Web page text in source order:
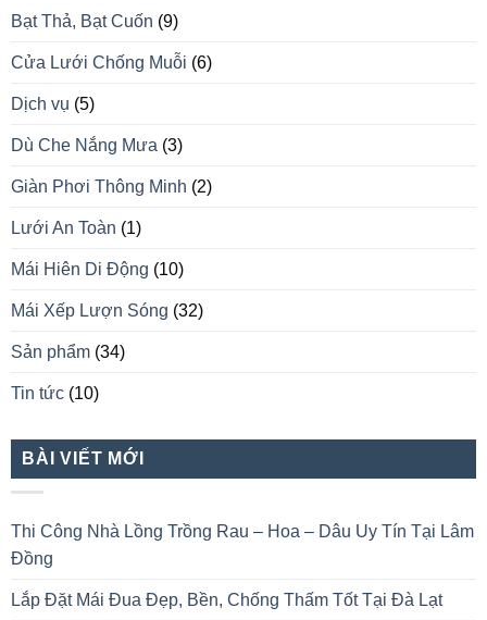
Bạt Thả, Bạt Cuốn (9)
Cửa Lưới Chống Muỗi (6)
Dịch vụ (5)
Dù Che Nắng Mưa (3)
Giàn Phơi Thông Minh (2)
Lưới An Toàn (1)
Mái Hiên Di Động (10)
Mái Xếp Lượn Sóng (32)
Sản phẩm (34)
Tin tức (10)
BÀI VIẾT MỚI
Thi Công Nhà Lồng Trồng Rau – Hoa – Dâu Uy Tín Tại Lâm
Đồng
Lắp Đặt Mái Đua Đẹp, Bền, Chống Thấm Tốt Tại Đà Lạt